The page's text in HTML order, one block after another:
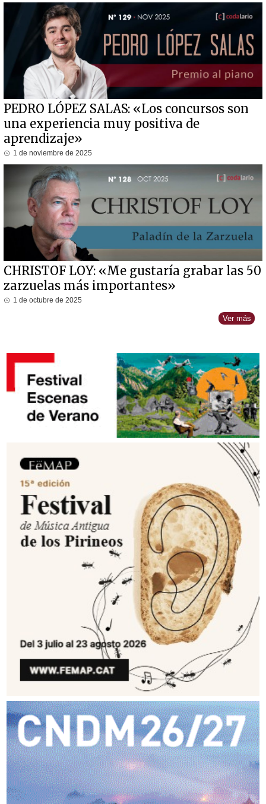
PEDRO LÓPEZ SALAS: «Los concursos son
una experiencia muy positiva de
aprendizaje»
1 de noviembre de 2025
CHRISTOF LOY: «Me gustaría grabar las 50
zarzuelas más importantes»
1 de octubre de 2025
Ver más